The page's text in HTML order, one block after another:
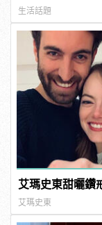
生活話題
艾瑪史東甜曬鑽
艾瑪史東